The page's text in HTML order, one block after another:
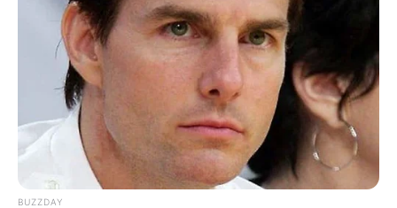
BUZZDAY